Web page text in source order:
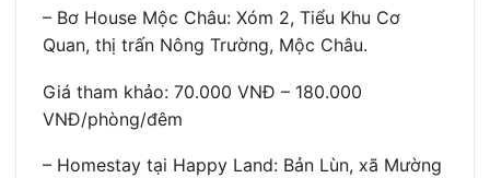
– Bơ House Mộc Châu: Xóm 2, Tiểu Khu Cơ
Quan, thị trấn Nông Trường, Mộc Châu.
Giá tham khảo: 70.000 VNĐ – 180.000
VNĐ/phòng/đêm
– Homestay tại Happy Land: Bản Lùn, xã Mường